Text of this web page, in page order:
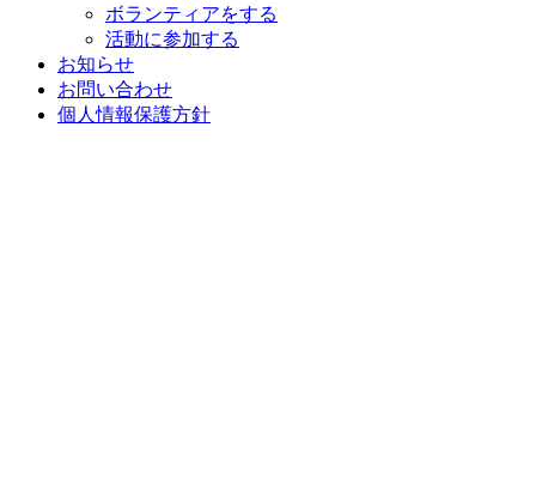
ボランティアをする
活動に参加する
お知らせ
お問い合わせ
個人情報保護方針